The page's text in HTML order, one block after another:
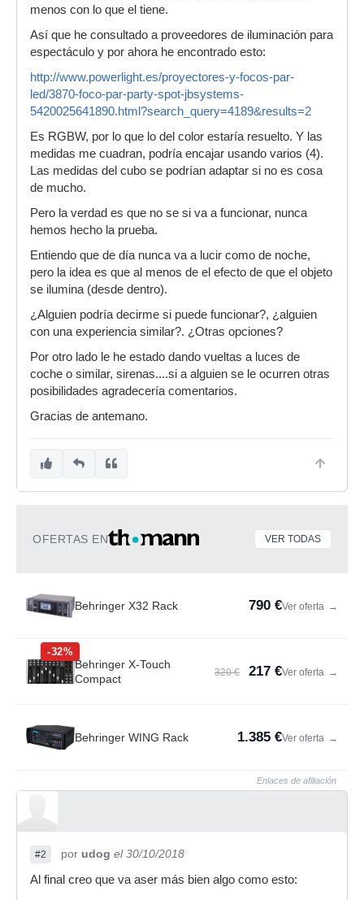
menos con lo que el tiene.
Así que he consultado a proveedores de iluminación para
espectáculo y por ahora he encontrado esto:
http://www.powerlight.es/proyectores-y-focos-par-
led/3870-foco-par-party-spot-jbsystems-
5420025641890.html?search_query=4189&results=2
Es RGBW, por lo que lo del color estaría resuelto. Y las
medidas me cuadran, podría encajar usando varios (4).
Las medidas del cubo se podrían adaptar si no es cosa
de mucho.
Pero la verdad es que no se si va a funcionar, nunca
hemos hecho la prueba.
Entiendo que de día nunca va a lucir como de noche,
pero la idea es que al menos de el efecto de que el objeto
se ilumina (desde dentro).
¿Alguien podría decirme si puede funcionar?, ¿alguien
con una experiencia similar?. ¿Otras opciones?
Por otro lado le he estado dando vueltas a luces de
coche o similar, sirenas....si a alguien se le ocurren otras
posibilidades agradecería comentarios.
Gracias de antemano.
OFERTAS EN VER TODAS
Behringer X32 Rack 790 €Ver oferta →
-32%
Behringer X-Touch
Compact
320 € 217 €Ver oferta →
Behringer WING Rack 1.385 €Ver oferta →
Enlaces de afiliación
#2 por udog el 30/10/2018
Al final creo que va aser más bien algo como esto: